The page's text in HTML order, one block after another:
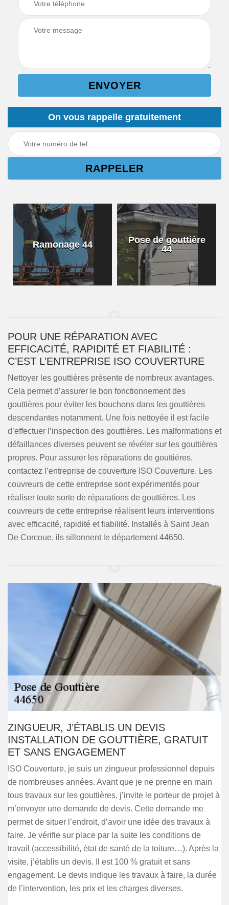
On vous rappelle gratuitement
Ramonage 44
Pose de gouttière
44
POUR UNE RÉPARATION AVEC
EFFICACITÉ, RAPIDITÉ ET FIABILITÉ :
C’EST L’ENTREPRISE ISO COUVERTURE
Nettoyer les gouttières présente de nombreux avantages.
Cela permet d’assurer le bon fonctionnement des
gouttières pour éviter les bouchons dans les gouttières
descendantes notamment. Une fois nettoyée il est facile
d’effectuer l’inspection des gouttières. Les malformations et
défaillances diverses peuvent se révéler sur les gouttières
propres. Pour assurer les réparations de gouttières,
contactez l’entreprise de couverture ISO Couverture. Les
couvreurs de cette entreprise sont expérimentés pour
réaliser toute sorte de réparations de gouttières. Les
couvreurs de cette entreprise réalisent leurs interventions
avec efficacité, rapidité et fiabilité. Installés à Saint Jean
De Corcoue, ils sillonnent le département 44650.
ZINGUEUR, J’ÉTABLIS UN DEVIS
INSTALLATION DE GOUTTIÈRE, GRATUIT
ET SANS ENGAGEMENT
ISO Couverture, je suis un zingueur professionnel depuis
de nombreuses années. Avant que je ne prenne en main
tous travaux sur les gouttières, j’invite le porteur de projet à
m’envoyer une demande de devis. Cette demande me
permet de situer l’endroit, d’avoir une idée des travaux à
faire. Je vérifie sur place par la suite les conditions de
travail (accessibilité, état de santé de la toiture…). Après la
visite, j’établis un devis. Il est 100 % gratuit et sans
engagement. Le devis indique les travaux à faire, la durée
de l’intervention, les prix et les charges diverses.